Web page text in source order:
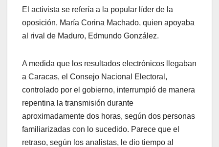
El activista se refería a la popular líder de la
oposición, María Corina Machado, quien apoyaba
al rival de Maduro, Edmundo González.
A medida que los resultados electrónicos llegaban
a Caracas, el Consejo Nacional Electoral,
controlado por el gobierno, interrumpió de manera
repentina la transmisión durante
aproximadamente dos horas, según dos personas
familiarizadas con lo sucedido. Parece que el
retraso, según los analistas, le dio tiempo al